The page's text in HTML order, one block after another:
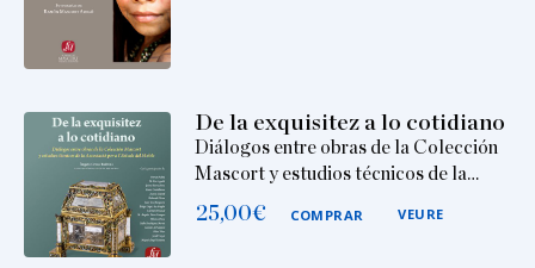
De la exquisitez a lo cotidiano
Diálogos entre obras de la Colección
Mascort y estudios técnicos de la…
25,00€ COMPRAR VEURE